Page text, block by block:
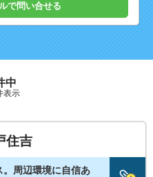
で問い合せる
中
表示
住吉
周辺環境に自信あ